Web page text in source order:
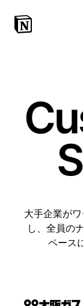
大手企業が
し、全員の
ペース